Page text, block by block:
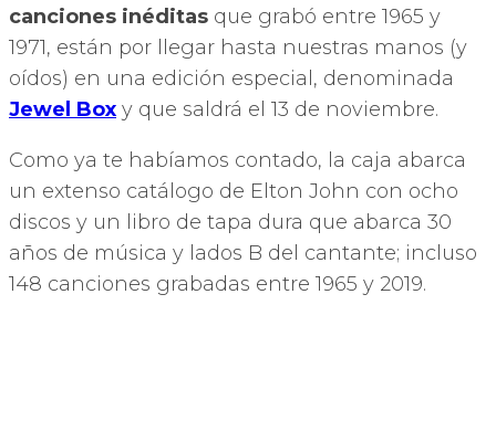
canciones inéditas que grabó entre 1965 y
1971, están por llegar hasta nuestras manos (y
oídos) en una edición especial, denominada
Jewel Box y que saldrá el 13 de noviembre.
Como ya te habíamos contado, la caja abarca
un extenso catálogo de Elton John con ocho
discos y un libro de tapa dura que abarca 30
años de música y lados B del cantante; incluso
148 canciones grabadas entre 1965 y 2019.